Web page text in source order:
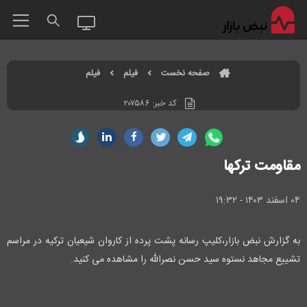
صفحه نخست فیلم فیلم
کد خبر:۲۰۷۵۸۶
مقاومت ترکها
۰۴ اسفند ۱۴۰۳ - ۱۹:۳۲
به گزارش نبض بازار،کلیپ رسانه پشت پرده از کاروان شیعیان ترکیه در مراسم
تشییع مجاهد نستوه سید حسن نصرالله را مشاهده می کنید.